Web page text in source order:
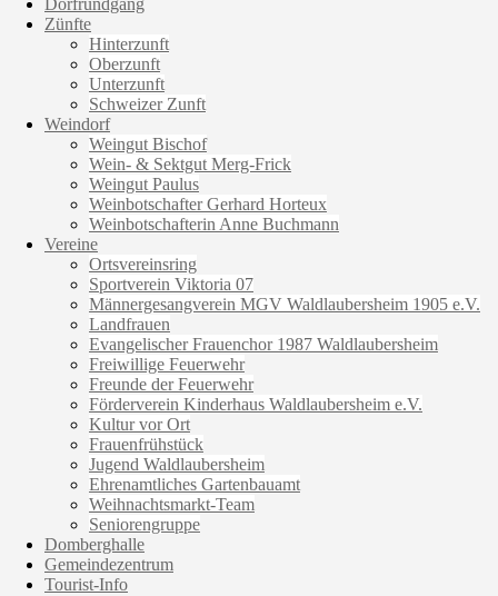
Dorfrundgang
Zünfte
Hinterzunft
Oberzunft
Unterzunft
Schweizer Zunft
Weindorf
Weingut Bischof
Wein- & Sektgut Merg-Frick
Weingut Paulus
Weinbotschafter Gerhard Horteux
Weinbotschafterin Anne Buchmann
Vereine
Ortsvereinsring
Sportverein Viktoria 07
Männergesangverein MGV Waldlaubersheim 1905 e.V.
Landfrauen
Evangelischer Frauenchor 1987 Waldlaubersheim
Freiwillige Feuerwehr
Freunde der Feuerwehr
Förderverein Kinderhaus Waldlaubersheim e.V.
Kultur vor Ort
Frauenfrühstück
Jugend Waldlaubersheim
Ehrenamtliches Gartenbauamt
Weihnachtsmarkt-Team
Seniorengruppe
Domberghalle
Gemeindezentrum
Tourist-Info